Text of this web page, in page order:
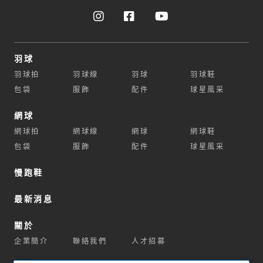
羽球
羽球拍 羽球線 羽球
羽球鞋
包袋
服飾 配件 球星風采
網球
網球拍 網球線 網球
網球鞋
包袋
服飾 配件 球星風采
慢跑鞋
最新消息
關於
企業簡介 聯絡我們 人才招募